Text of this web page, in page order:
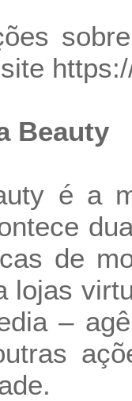
Beauty
é a
de
lojas
–